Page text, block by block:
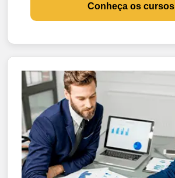
Conheça os cursos